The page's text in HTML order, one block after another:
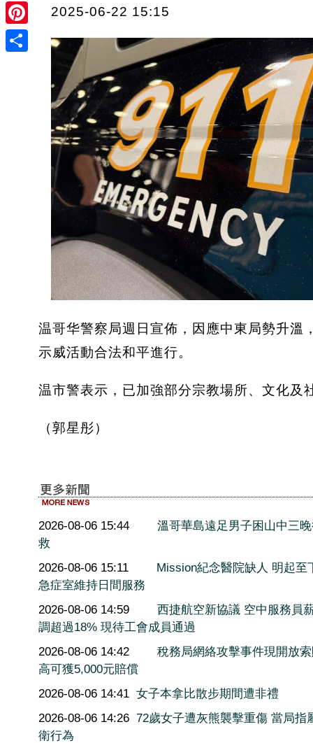
Twitter
Pinterest
2025-06-22 15:15
温哥华警察局週日宣佈，因應中東局勢升溫
示威活動合法和平進行。
温市警表示，已加強部分宗教場所、文化及
（郭星彤）
2026-08-06 15:44
溫哥華島遠足男子困山中三
救
2026-08-06 15:11
Mission紀念醫院缺人 明起至
急症室維持日間服務
2026-08-06 14:59
西捷航空新協議 空中服務員
調超過18% 現待工會成員通過
2026-08-06 14:42
稅務局網絡攻擊事件現開放
高可獲5,000元賠償
2026-08-06 14:41 女子本拿比散步期間遭非禮
2026-08-06 14:26 72歲女子遭灰熊襲擊重傷 當局指
衛行為